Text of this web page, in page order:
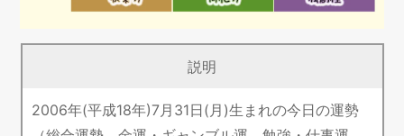
説明
2006年(平成18年)7月31日(月)生まれの今日の運勢